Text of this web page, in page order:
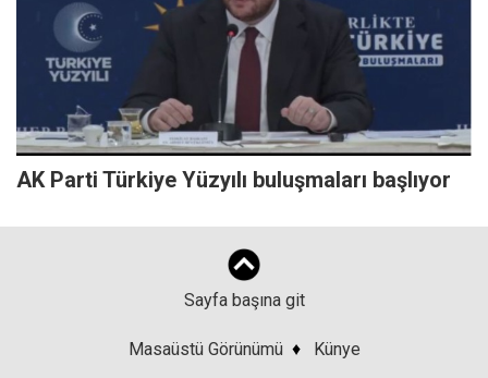
AK Parti Türkiye Yüzyılı buluşmaları başlıyor
Sayfa başına git
Masaüstü Görünümü ♦ Künye